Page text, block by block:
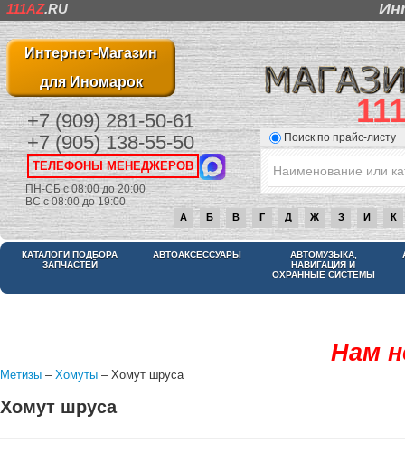
111AZ.RU
Интернет-Магазин
для Иномарок
+7 (909) 281-50-61
+7 (905) 138-55-50
ТЕЛЕФОНЫ МЕНЕДЖЕРОВ
ПН-СБ с 08:00 до 20:00
ВС с 08:00 до 19:00
Поиск по прайс-листу
А Б В Г Д Ж З И К
КАТАЛОГИ ПОДБОРА
ЗАПЧАСТЕЙ
АВТОАКСЕССУАРЫ
АВТОМУЗЫКА,
НАВИГАЦИЯ И
ОХРАННЫЕ СИСТЕМЫ
Нам
Метизы – Хомуты – Хомут шруса
Хомут шруса